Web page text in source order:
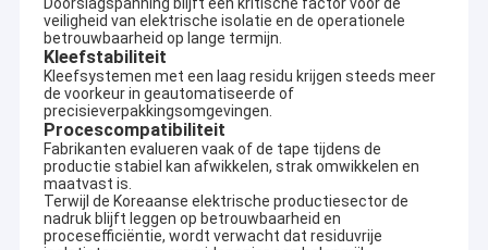
De Isolatieband van de glasdoek
Hittebestendige Isolatieband
De Plakband van de glasdoek
De Plakband van de Polyimidefilm
Aluminiumfolie Plakband
Doorslagspanning blijft een kritische factor voor de
veiligheid van elektrische isolatie en de operationele
betrouwbaarheid op lange termijn.
Kleefstabiliteit
Kleefsystemen met een laag residu krijgen steeds meer
de voorkeur in geautomatiseerde of
precisieverpakkingsomgevingen.
Procescompatibiliteit
Fabrikanten evalueren vaak of de tape tijdens de
productie stabiel kan afwikkelen, strak omwikkelen en
maatvast is.
Terwijl de Koreaanse elektrische productiesector de
nadruk blijft leggen op betrouwbaarheid en
procesefficiëntie, wordt verwacht dat residuvrije
leveringsnetwerk.
· Pre-sales: Precieze planning
Wij krijgen een diepgaand begrip van uw behoeften en bieden
nauwkeurig advies met op maat gemaakte oplossingen.
· Tijdens de verkoop: efficiënte uitvoering
We werken met volledige transparantie samen, controleren de
kwaliteit en de leveringstijden streng en zorgen voor een
soepele voortgang van het proces.
· Naverkoop: continue ondersteuning
We reageren snel op problemen, volgen en optimaliseren de
prestaties consequent en helpen u om waarde op lange termijn
te behalen.